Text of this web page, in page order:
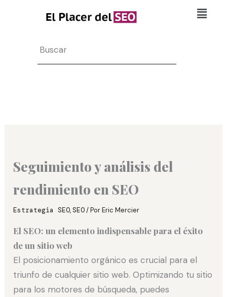
Seguimiento y análisis del
rendimiento en SEO
Estrategia SEO,SEO/ PorEric Mercier
El SEO: un elemento indispensable para el éxito
de un sitio web
El posicionamiento orgánico es crucial para el
triunfo de cualquier sitio web. Optimizando tu sitio
para los motores de búsqueda, puedes